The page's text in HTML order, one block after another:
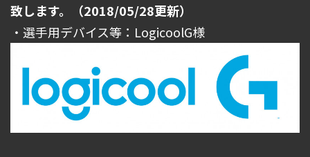
致します。（2018/05/28更新）
・選手用デバイス等：LogicoolG様